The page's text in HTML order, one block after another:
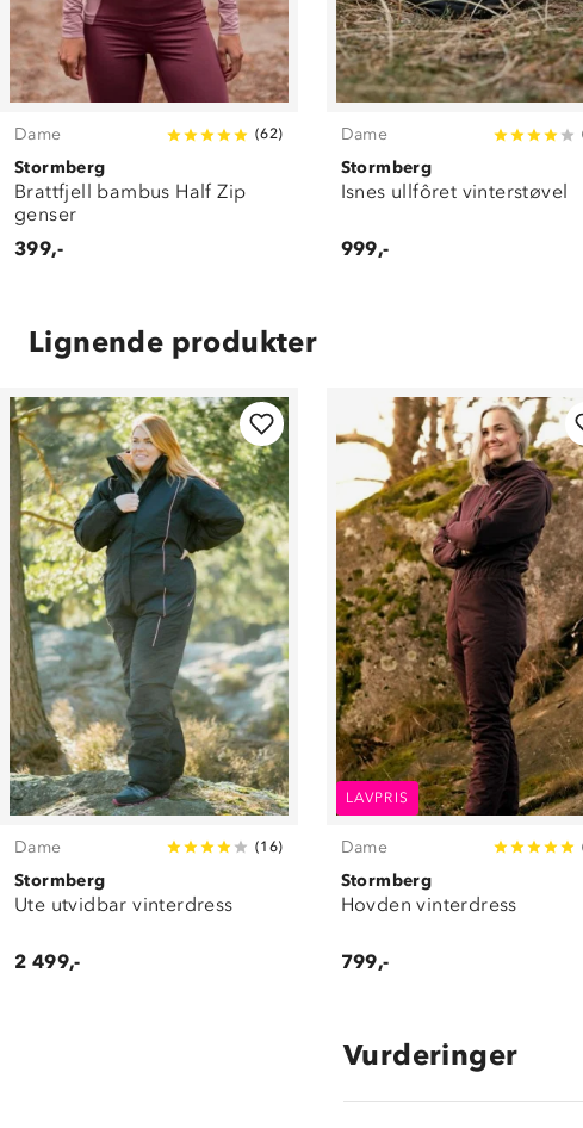
Dame (62)
Stormberg
Brattfjell bambus Half Zip
genser
399,-
Dame
Stormberg
Isnes ullfôret vinterstøvel
999,-
Lignende produkter
Dame (16)
Stormberg
Ute utvidbar vinterdress
2 499,-
LAVPRIS
Dame
Stormberg
Hovden vinterdress
799,-
Vurderinger